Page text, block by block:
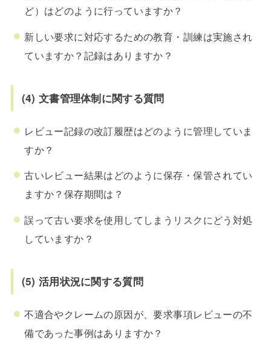
ど）はどのように行っていますか？
新しい要求に対応するための教育・訓練は実施され
ていますか？記録はありますか？
(4) 文書管理体制に関する質問
レビュー記録の改訂履歴はどのように管理していま
すか？
古いレビュー結果はどのように保存・保管されてい
ますか？保存期間は？
誤って古い要求を使用してしまうリスクにどう対処
していますか？
(5) 活用状況に関する質問
不適合やクレームの原因が、要求事項レビューの不
備であった事例はありますか？